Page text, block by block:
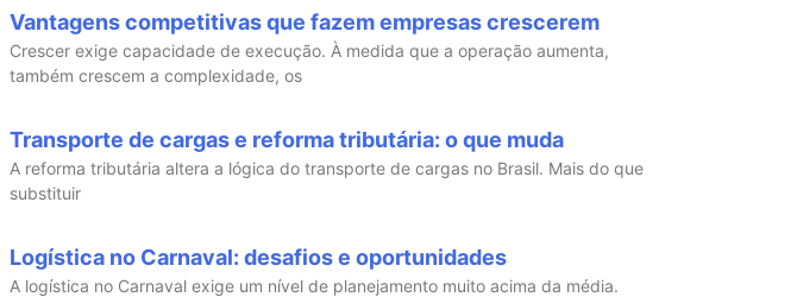
Vantagens competitivas que fazem empresas crescerem
Crescer exige capacidade de execução. À medida que a operação aumenta,
também crescem a complexidade, os
Transporte de cargas e reforma tributária: o que muda
A reforma tributária altera a lógica do transporte de cargas no Brasil. Mais do que
substituir
Logística no Carnaval: desafios e oportunidades
A logística no Carnaval exige um nível de planejamento muito acima da média.